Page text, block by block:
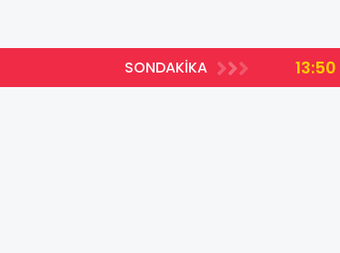
SONDAKİKA 13:50